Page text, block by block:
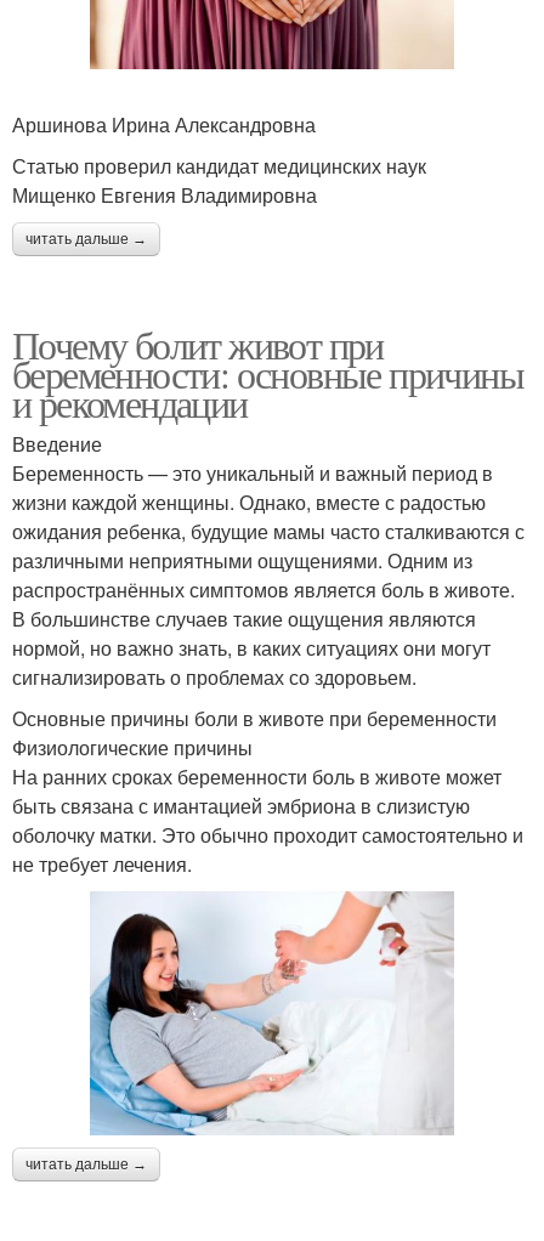
Аршинова Ирина Александровна
Статью проверил кандидат медицинских наук
Мищенко Евгения Владимировна
читать дальше →
Почему болит живот при
беременности: основные причины
и рекомендации
Введение
Беременность — это уникальный и важный период в
жизни каждой женщины. Однако, вместе с радостью
ожидания ребенка, будущие мамы часто сталкиваются с
различными неприятными ощущениями. Одним из
распространённых симптомов является боль в животе.
В большинстве случаев такие ощущения являются
нормой, но важно знать, в каких ситуациях они могут
сигнализировать о проблемах со здоровьем.
Основные причины боли в животе при беременности
Физиологические причины
На ранних сроках беременности боль в животе может
быть связана с имантацией эмбриона в слизистую
оболочку матки. Это обычно проходит самостоятельно и
не требует лечения.
читать дальше →